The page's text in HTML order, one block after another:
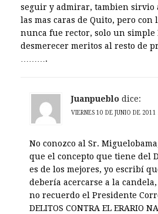
seguir y admirar, tambien sirvio
las mas caras de Quito, pero
nunca fue rector, solo un simple
desmerecer meritos al resto de
……….
Juanpueblo dice:
VIERNES 10 DE JUNIO DE
No conozco al Sr.
que el concepto que tiene del
es de los mejores, yo escribí
debería acercarse a la
no recuerdo el Presidente
DELITOS CONTRA EL ERARIO